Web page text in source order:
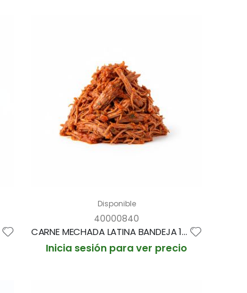
Disponible
40000840
CARNE MECHADA LATINA BANDEJA 1kg (CAJA 6 BANDEJAS)
Inicia sesión para ver precio